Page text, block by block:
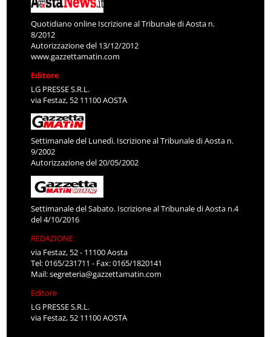
Quotidiano online Iscrizione al Tribunale di Aosta n.
8/2012
Autorizzazione del 13/12/2012
www.gazzettamatin.com
Editore
LG PRESSE S.R.L.
via Festaz, 52 11100 AOSTA
Settimanale del Lunedì. Iscrizione al Tribunale di Aosta n.
9/2002
Autorizzazione del 20/05/2002
Settimanale del Sabato. Iscrizione al Tribunale di Aosta n.4
del 4/10/2016
REDAZIONE
via Festaz, 52 - 11100 Aosta
Tel: 0165/231711 - Fax: 0165/1820141
Mail:segreteria@gazzettamatin.com
Editore
LG PRESSE S.R.L.
via Festaz, 52 11100 AOSTA